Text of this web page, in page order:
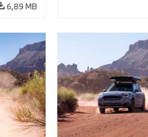
6,89 MB